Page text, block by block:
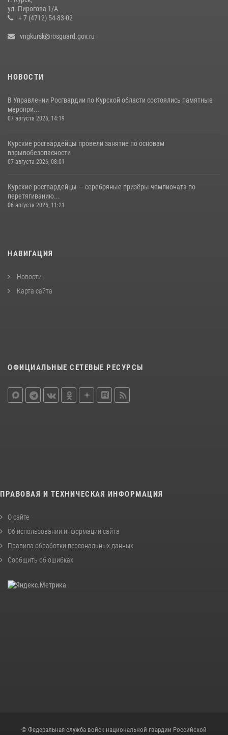
ул. Пирогова 1/А
+ 7 (4712) 54-83-02
vngkursk@rosguard.gov.ru
НОВОСТИ
В Управлении Росгвардии по Курской области состоялись памятные
меропри...
07 августа 2026, 14:19
Курские росгвардейцы провели занятие по основам
взрывобезопасности
07 августа 2026, 08:01
Курские росгвардейцы — серебряные призёры чемпионата по
перетягиванию...
06 августа 2026, 11:21
НАВИГАЦИЯ
Новости
Карта сайта
ОФИЦИАЛЬНЫЕ СЕТЕВЫЕ РЕСУРСЫ
ПРАВОВАЯ И ТЕХНИЧЕСКАЯ ИНФОРМАЦИЯ
О сайте
Об использовании информации сайта
Правила обработки персональных данных
Сообщить об ошибках
© Федеральная служба войск национальной гвардии Российской